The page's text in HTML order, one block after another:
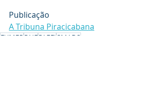
Publicação
A Tribuna Piracicabana
FUMEP PAIFPAEFI SMADS